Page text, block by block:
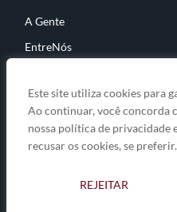
Este site utiliza cookies para
Ao continuar, você concorda
nossa política de privacidade
recusar os cookies, se preferir.
REJEITAR
A Gente
EntreNós
© 2026 A Fronte •